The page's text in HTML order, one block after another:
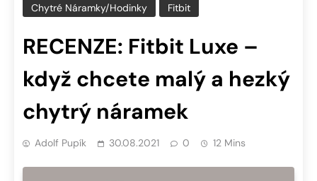
Chytré Náramky/hodinky Fitbit
RECENZE: Fitbit Luxe –
když chcete malý a hezký
chytrý náramek
Adolf Pupík 30.08.2021 0 12 Mins